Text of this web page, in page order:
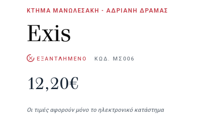
ΚΤΗΜΑ ΜΑΝΩΛΕΣΑΚΗ - ΑΔΡΙΑΝΗ ΔΡΑΜΑΣ
Exis
ΕΞΑΝΤΛΗΜΕΝΟ ΚΩΔ. ΜΣ006
12,20€
Οι τιμές αφορούν μόνο το ηλεκτρονικό κατάστημα